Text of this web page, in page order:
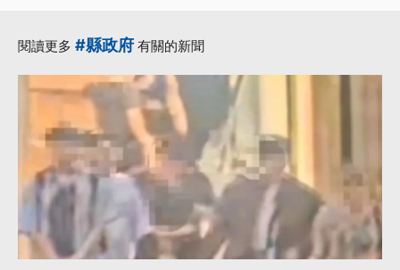
閱讀更多 #縣政府 有關的新聞